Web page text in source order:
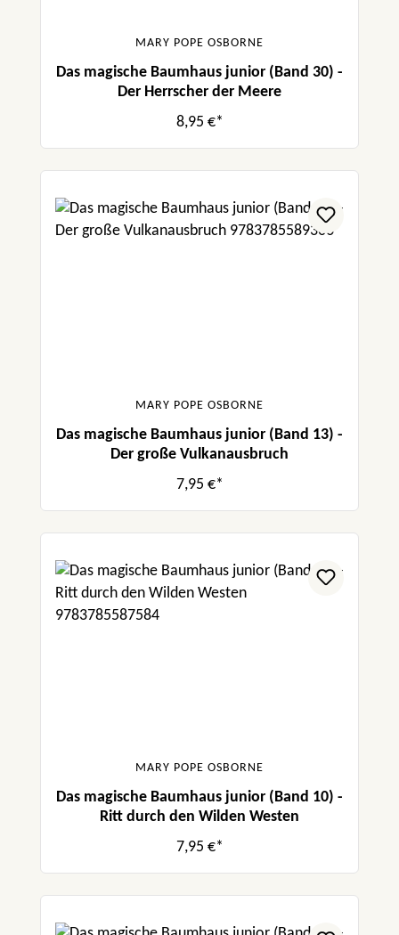
MARY POPE OSBORNE
Das magische Baumhaus junior (Band 30) -
Der Herrscher der Meere
8,95 €*
MARY POPE OSBORNE
Das magische Baumhaus junior (Band 13) -
Der große Vulkanausbruch
7,95 €*
MARY POPE OSBORNE
Das magische Baumhaus junior (Band 10) -
Ritt durch den Wilden Westen
7,95 €*